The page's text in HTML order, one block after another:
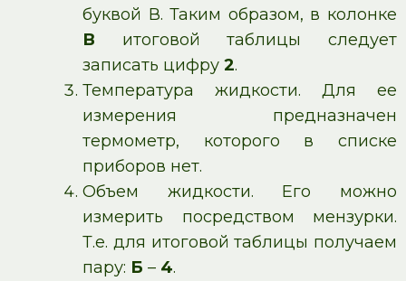
буквой В. Таким образом, в колонке
В итоговой таблицы следует
записать цифру 2.
Температура жидкости. Для ее
измерения предназначен
термометр, которого в списке
приборов нет.
Объем жидкости. Его можно
измерить посредством мензурки.
Т.е. для итоговой таблицы получаем
пару: Б – 4.